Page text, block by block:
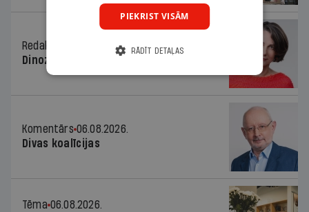
Redaktores sleja
06.08.2026.
Dinozaura triks
Komentārs 06.08.2026.
Divas koalīcijas
Tēma 06.08.2026.
PIEKRIST VISĀM
RĀDĪT DETAĻAS